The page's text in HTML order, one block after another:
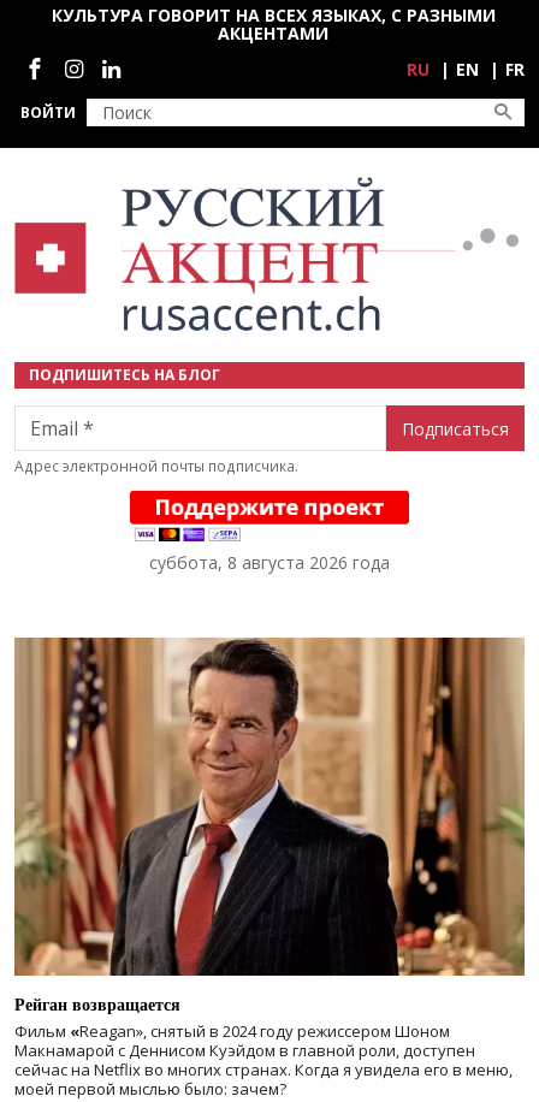
Перейти к основному содержанию
ВОЙТИ
КУЛЬТУРА ГОВОРИТ НА ВСЕХ ЯЗЫКАХ, С РАЗНЫМИ
АКЦЕНТАМИ
Социальные сети
RU EN FR
ПОДПИШИТЕСЬ НА БЛОГ
Email
Адрес электронной почты подписчика.
суббота, 8 августа 2026 года
Рейган возвращается
Фильм «Reagan», снятый в 2024 годурежиссером Шоном
Макнамарой с Деннисом Куэйдом в главной роли, доступен
сейчас на Netflix во многих странах. Когда я увидела его в меню,
моей первой мыслью было: зачем?